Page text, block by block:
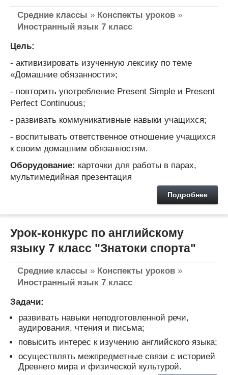
Средние классы » Конспекты уроков »
Иностранный язык 7 класс
Цель:
- активизировать изученную лексику по теме
«Домашние обязанности»;
- повторить употребление Present Simple и Present
Perfect Continuous;
- развивать коммуникативные навыки учащихся;
- воспитывать ответственное отношение учащихся
к своим домашним обязанностям.
Оборудование: карточки для работы в парах,
мультимедийная презентация
Подробнее
Урок-конкурс по английскому
языку 7 класс "Знатоки спорта"
Средние классы » Конспекты уроков »
Иностранный язык 7 класс
Задачи:
развивать навыки неподготовленной речи,
аудирования, чтения и письма;
повысить интерес к изучению английского языка;
осуществлять межпредметные связи с историей
Древнего мира и физической культурой.